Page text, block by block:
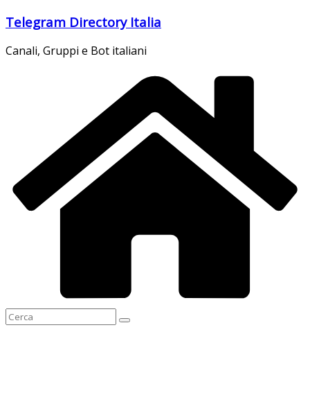
Salta
contenuto
Telegram Directory Italia
Canali, Gruppi e Bot italiani